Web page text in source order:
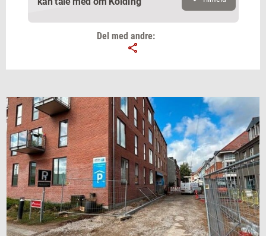
Navn
Jeg vil gerne modtage et nyhedsoverblik, samt
relevante tilbud og brugerfordele på mail. Det er altid
muligt at afmelde.Privatlivspolitik.
Del med andre: